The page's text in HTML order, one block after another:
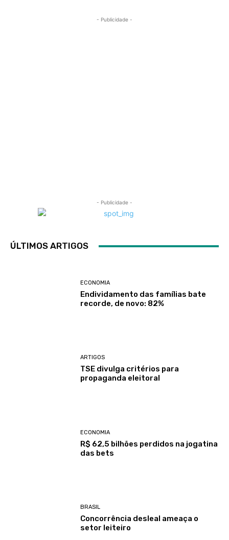
- Publicidade -
- Publicidade -
ÚLTIMOS ARTIGOS
ECONOMIA
Endividamento das famílias bate
recorde, de novo: 82%
ARTIGOS
TSE divulga critérios para
propaganda eleitoral
ECONOMIA
R$ 62,5 bilhões perdidos na jogatina
das bets
BRASIL
Concorrência desleal ameaça o
setor leiteiro